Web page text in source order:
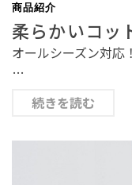
商品紹介
柔らかいコッ
オールシーズン対
…
続きを読む